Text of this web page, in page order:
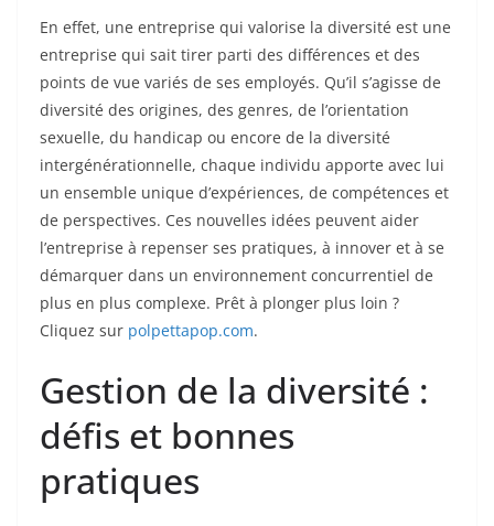
En effet, une entreprise qui valorise la diversité est une
entreprise qui sait tirer parti des différences et des
points de vue variés de ses employés. Qu’il s’agisse de
diversité des origines, des genres, de l’orientation
sexuelle, du handicap ou encore de la diversité
intergénérationnelle, chaque individu apporte avec lui
un ensemble unique d’expériences, de compétences et
de perspectives. Ces nouvelles idées peuvent aider
l’entreprise à repenser ses pratiques, à innover et à se
démarquer dans un environnement concurrentiel de
plus en plus complexe. Prêt à plonger plus loin ?
Cliquez sur polpettapop.com.
Gestion de la diversité :
défis et bonnes
pratiques